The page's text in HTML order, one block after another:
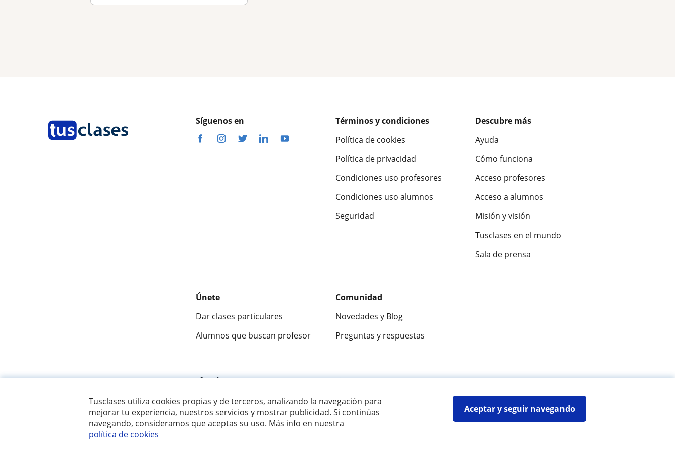
Tusclases utiliza cookies propias y de terceros, analizando la navegación para
mejorar tu experiencia, nuestros servicios y mostrar publicidad. Si continúas
navegando, consideramos que aceptas su uso. Más info en nuestra
política de cookies
Aceptar y seguir navegando
Síguenos en
Términos y condiciones
Política de cookies
Política de privacidad
Condiciones uso profesores
Condiciones uso alumnos
Seguridad
Descubre más
Ayuda
Cómo funciona
Acceso profesores
Acceso a alumnos
Misión y visión
Tusclases en el mundo
Sala de prensa
Únete
Dar clases particulares
Alumnos que buscan profesor
Comunidad
Novedades y Blog
Preguntas y respuestas
Fantástica 9,5/10 ★★★★★
© 2007 - 2026 Tusclases.com.ve Mapa web:Profesores particulares